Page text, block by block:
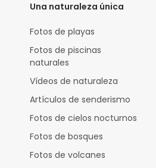
Una naturaleza única
Fotos de playas
Fotos de piscinas
naturales
Vídeos de naturaleza
Artículos de senderismo
Fotos de cielos nocturnos
Fotos de bosques
Fotos de volcanes